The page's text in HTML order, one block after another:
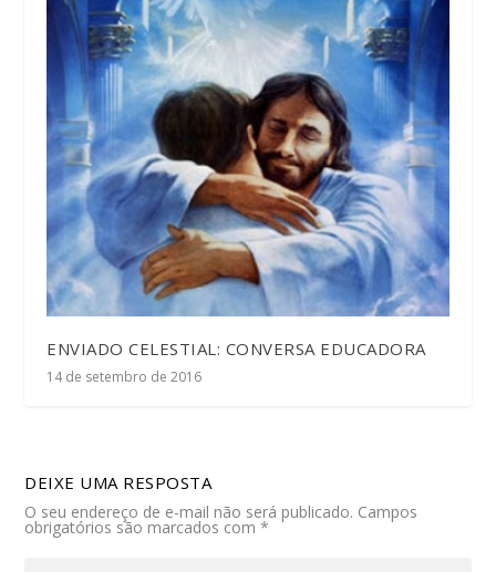
ENVIADO CELESTIAL: CONVERSA EDUCADORA
14 de setembro de 2016
DEIXE UMA RESPOSTA
O seu endereço de e-mail não será publicado. Campos
obrigatórios são marcados com*